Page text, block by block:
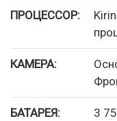
ПРОЦЕССОР:
КАМЕРА:
БАТАРЕЯ:
3